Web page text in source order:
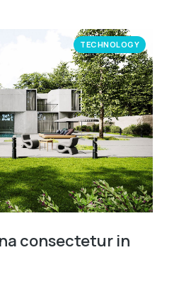
TECHNOLOGY
consectetur in